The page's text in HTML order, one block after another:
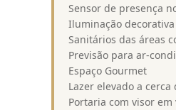
Sensor de presença
Iluminação
Sanitários das áreas
Previsão para ar-
Espaço Gourmet
Lazer elevado a
Portaria com visor